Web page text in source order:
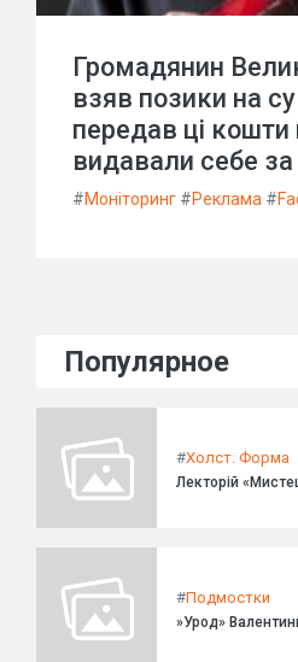
Громадянин
взяв позики на
передав ці
видавали себе
#Моніторинг #Реклама #
Популярное
#Холст. Форма
Лекторій
#Подмостки
»Урод»